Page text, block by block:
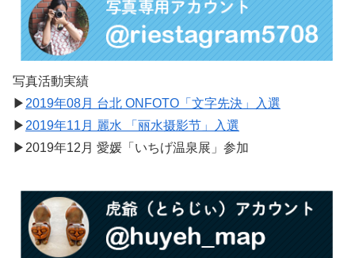
写真活動実績
▶︎ 2019年08月 台北 ONFOTO「文字先決」入選
▶︎ 2019年11月 麗水 「丽水摄影节」入選
▶︎2019年12月 愛媛「いちげ温泉展」参加